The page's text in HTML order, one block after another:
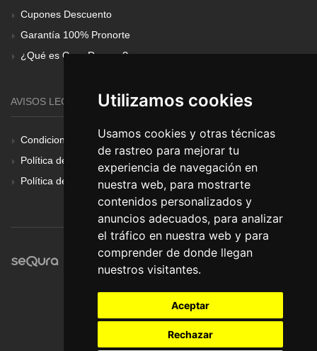
Utilizamos cookies
Usamos cookies y otras técnicas
de rastreo para mejorar tu
experiencia de navegación en
nuestra web, para mostrarte
contenidos personalizados y
anuncios adecuados, para analizar
el tráfico en nuestra web y para
comprender de donde llegan
nuestros visitantes.
Aceptar
Rechazar
Cupones Descuento
Garantía 100% Pronorte
¿Qué es Gear Renove?
AVISOS LEGALES
Condiciones Generales
Política de Cookies
Política de Privacidad